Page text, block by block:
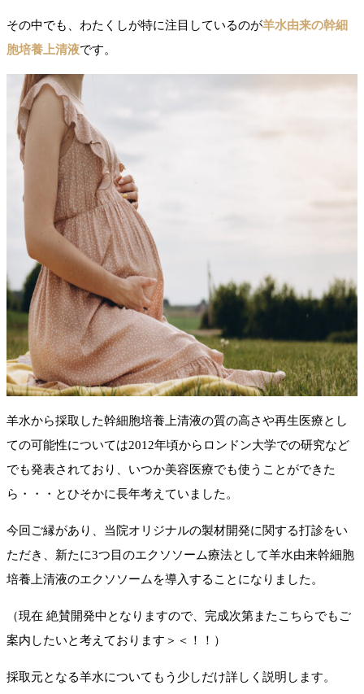
その中でも、わたくしが特に注目しているのが羊水由来の幹細
胞培養上清液です。
羊水から採取した幹細胞培養上清液の質の高さや再生医療とし
ての可能性については2012年頃からロンドン大学での研究など
でも発表されており、いつか美容医療でも使うことができた
ら・・・とひそかに長年考えていました。
今回ご縁があり、当院オリジナルの製材開発に関する打診をい
ただき、新たに3つ目のエクソソーム療法として羊水由来幹細胞
培養上清液のエクソソームを導入することになりました。
（現在 絶賛開発中となりますので、完成次第またこちらでもご
案内したいと考えております＞＜！！）
採取元となる羊水についてもう少しだけ詳しく説明します。